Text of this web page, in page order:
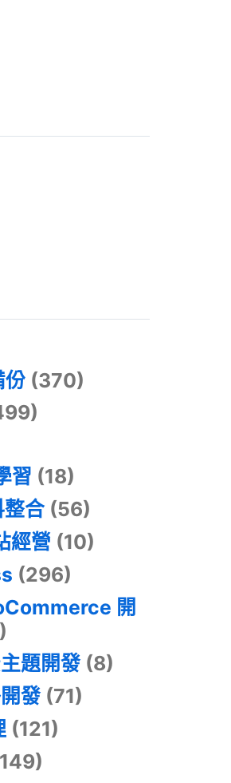
份 (370)
習 (18)
合(56)
經營 (10)
(296)
開
題開發(8)
發(71)
(121)